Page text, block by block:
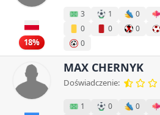
18%
3 1 0
0
0 0
0
MAX CHERNYK
Doświadczenie:
1 0 0